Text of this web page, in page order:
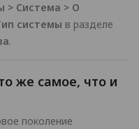
> Система > О
системы в разделе
.
же самое, что и
поколение